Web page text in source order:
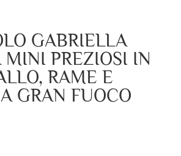
GABRIELLA
MINI PREZIOSI IN
RAME E
GRAN FUOCO